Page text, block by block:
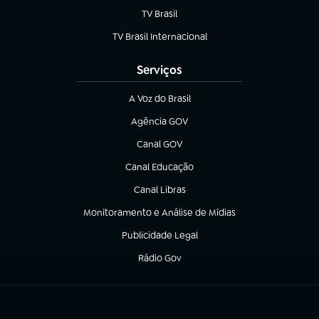
TV Brasil
(abre em nova aba)
TV Brasil Internacional
(abre em nova aba)
Serviços
A Voz do Brasil
(abre em nova aba)
Agência GOV
(abre em nova aba)
Canal GOV
(abre em nova aba)
Canal Educação
(abre em nova aba)
Canal Libras
(abre em nova aba)
Monitoramento e Análise de Mídias
(abre em nova aba)
Publicidade Legal
(abre em nova aba)
Rádio Gov
(abre em nova aba)